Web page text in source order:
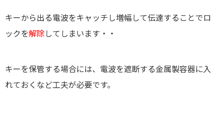
キーから出る電波をキャッチし増幅して伝達することでロ
ックを解除してしまいます・・
キーを保管する場合には、電波を遮断する金属製容器に入
れておくなど工夫が必要です。